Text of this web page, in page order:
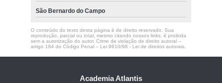
São Bernardo do Campo
O conteúdo do texto desta página é de direito reservado. Sua
reprodução, parcial ou total, mesmo citando nossos links, é proibida
sem a autorização do autor. Crime de violação de direito autoral –
artigo 184 do Código Penal – Lei 9610/98 - Lei de direitos autorais.
Academia Atlantis